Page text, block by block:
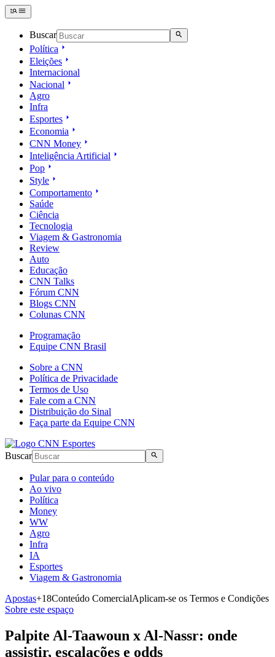
Buscar
Política
Eleições
Internacional
Nacional
Agro
Infra
Esportes
Economia
CNN Money
Inteligência Artificial
Pop
Style
Comportamento
Saúde
Ciência
Tecnologia
Viagem & Gastronomia
Review
Auto
Educação
CNN Talks
Fórum CNN
Blogs CNN
Colunas CNN
Programação
Equipe CNN Brasil
Sobre a CNN
Política de Privacidade
Termos de Uso
Fale com a CNN
Distribuição do Sinal
Faça parte da Equipe CNN
Buscar
Pular para o conteúdo
Ao vivo
Política
Money
WW
Agro
Infra
IA
Esportes
Viagem & Gastronomia
Apostas+18Conteúdo ComercialAplicam-se os Termos e Condições
Sobre este espaço
Palpite Al-Taawoun x Al-Nassr: onde
assistir, escalações e odds